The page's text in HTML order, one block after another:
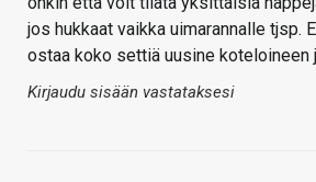
jos hukkaat vaikka uimarannalle tjsp.
ostaa koko settiä uusine koteloineen
Kirjaudu sisään vastataksesi